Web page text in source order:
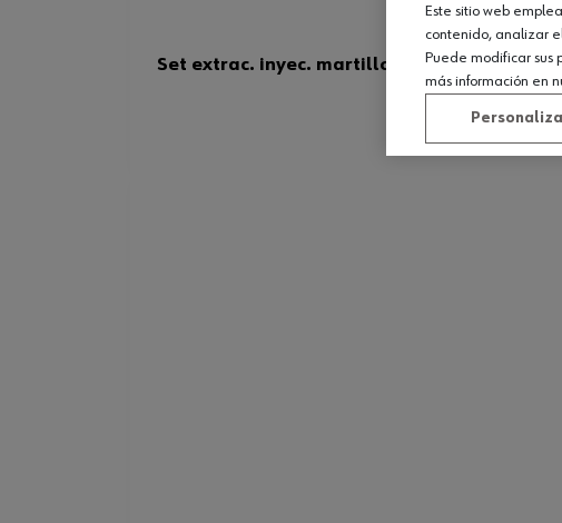
Set extrac. inyec. martillo inercia, 7 piezas
Este sitio web
contenido, analizar
Puede modificar sus
más información en